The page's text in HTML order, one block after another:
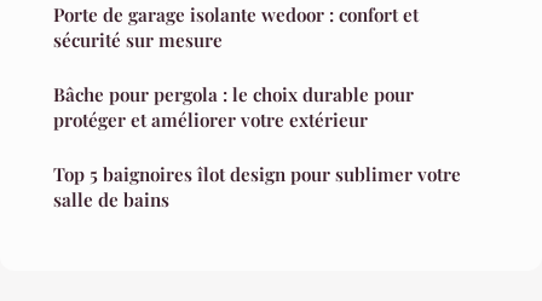
Porte de garage isolante wedoor : confort et
sécurité sur mesure
Bâche pour pergola : le choix durable pour
protéger et améliorer votre extérieur
Top 5 baignoires îlot design pour sublimer votre
salle de bains